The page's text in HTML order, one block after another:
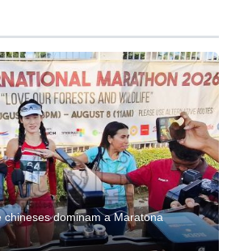
chineses dominam a Maratona